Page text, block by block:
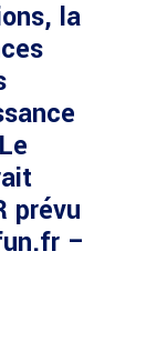
la
prévu
–